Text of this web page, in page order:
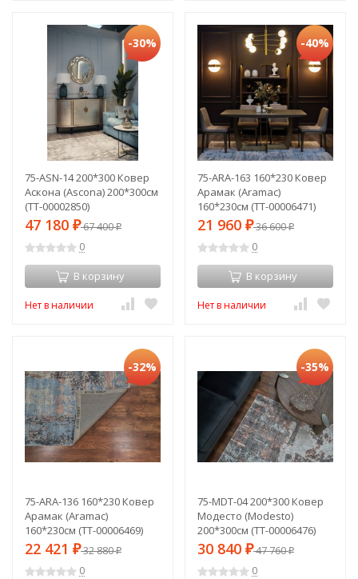
-30%
75-ASN-14 200*300 Ковер
Аскона (Ascona) 200*300см
(TT-00002850)
47 180 ₽67 400₽
0
В корзину
Нет в наличии
-40%
75-ARA-163 160*230 Ковер
Арамак (Aramac)
160*230см (TT-00006471)
21 960 ₽36 600₽
0
В корзину
Нет в наличии
-32%
75-ARA-136 160*230 Ковер
Арамак (Aramac)
160*230см (TT-00006469)
22 421 ₽32 880₽
0
-35%
75-MDT-04 200*300 Ковер
Модесто (Modesto)
200*300см (TT-00006476)
30 840 ₽47 760₽
0